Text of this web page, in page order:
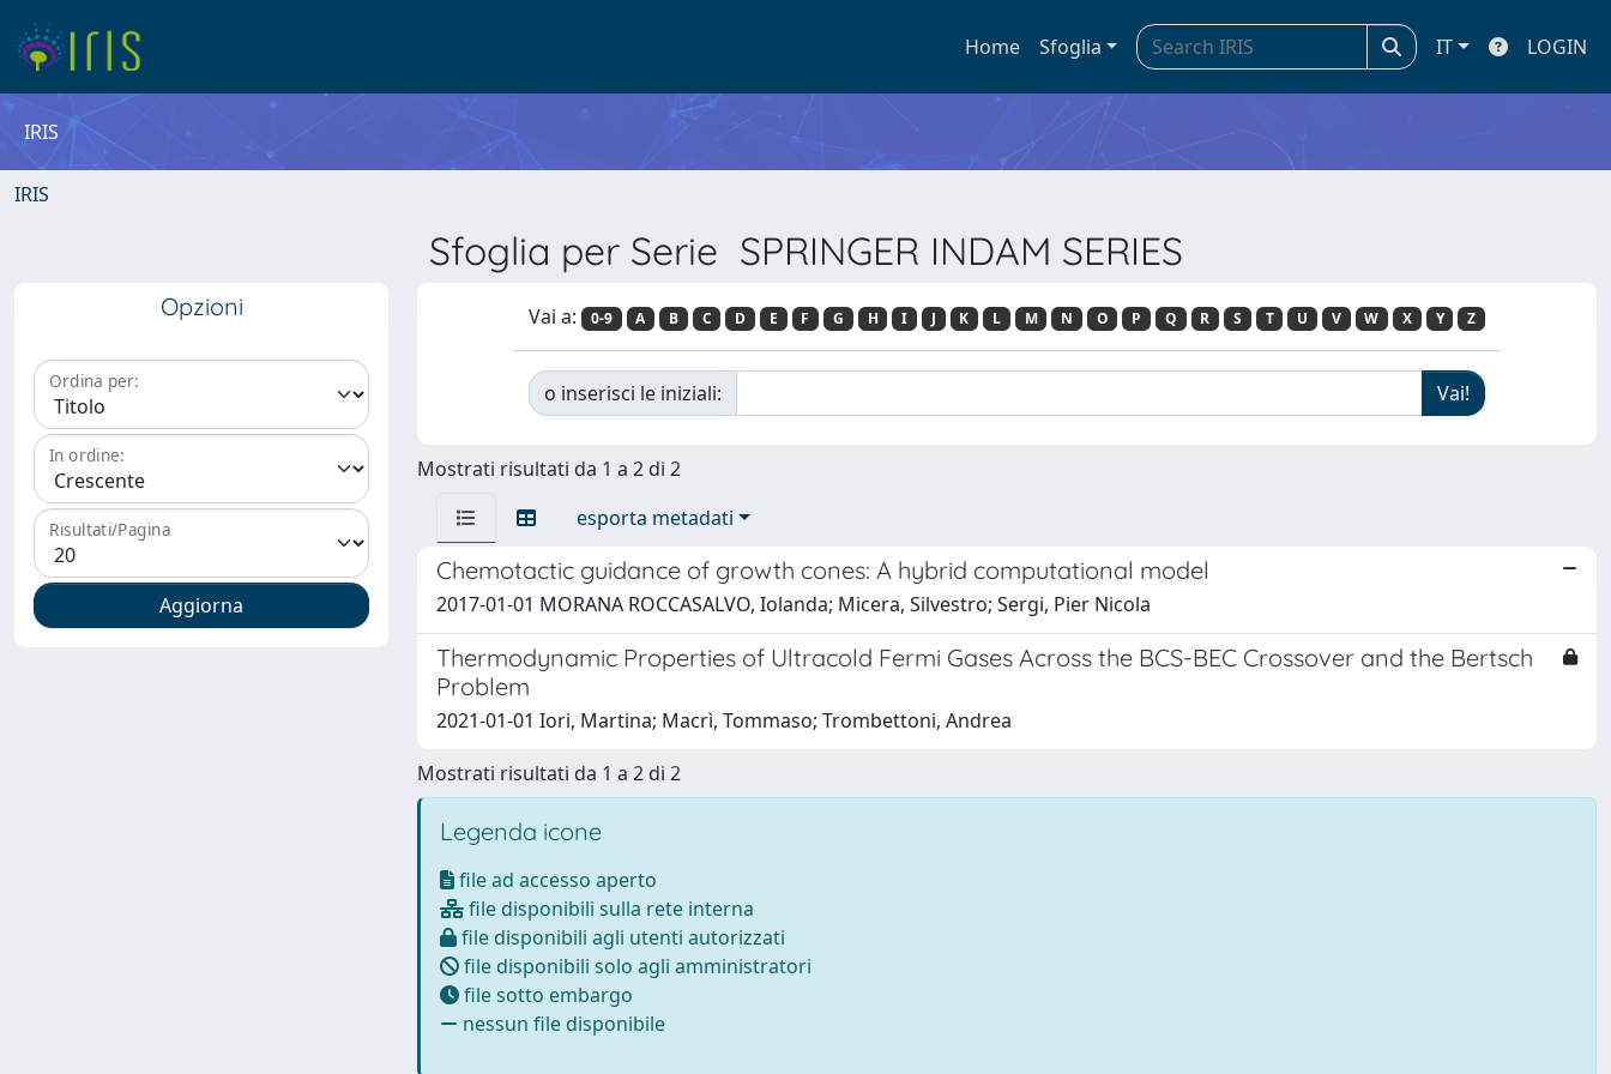
Home Sfoglia IT LOGIN
IRIS
IRIS
Sfoglia per Serie SPRINGER INDAM SERIES
Opzioni
Ordina per:
In ordine:
Risultati/Pagina
Vai a: 0-9 A B C D E F G H I J K L M N O P Q R S T U V W X Y Z
o inserisci le iniziali:
Mostrati risultati da 1 a 2 di 2
esporta metadati
Chemotactic guidance of growth cones: A hybrid computational model
2017-01-01 MORANA ROCCASALVO, Iolanda; Micera, Silvestro; Sergi, Pier Nicola
Thermodynamic Properties of Ultracold Fermi Gases Across the BCS-BEC Crossover and the Bertsch
Problem
2021-01-01 Iori, Martina; Macrì, Tommaso; Trombettoni, Andrea
Mostrati risultati da 1 a 2 di 2
Legenda icone
file ad accesso aperto
file disponibili sulla rete interna
file disponibili agli utenti autorizzati
file disponibili solo agli amministratori
file sotto embargo
nessun file disponibile